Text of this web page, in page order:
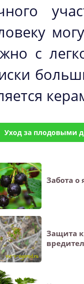
с
Уход за плодовыми
Забота о
Защита